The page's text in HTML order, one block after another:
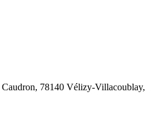
Caudron, 78140 Vélizy-Villacoublay,